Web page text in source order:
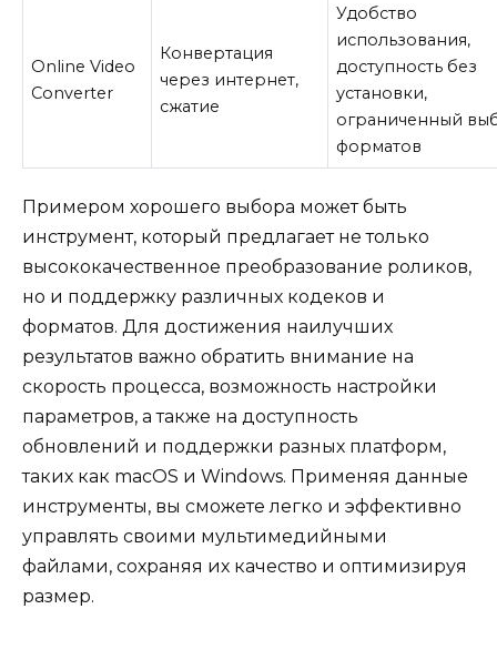
Online Video
Converter
Конвертация
через интернет,
сжатие
Удобство
использования,
доступность без
установки,
ограниченный
форматов
Примером хорошего выбора может быть
инструмент, который предлагает не только
высококачественное преобразование роликов,
но и поддержку различных кодеков и
форматов. Для достижения наилучших
результатов важно обратить внимание на
скорость процесса, возможность настройки
параметров, а также на доступность
обновлений и поддержки разных платформ,
таких как macOS и Windows. Применяя данные
инструменты, вы сможете легко и эффективно
управлять своими мультимедийными
файлами, сохраняя их качество и оптимизируя
размер.